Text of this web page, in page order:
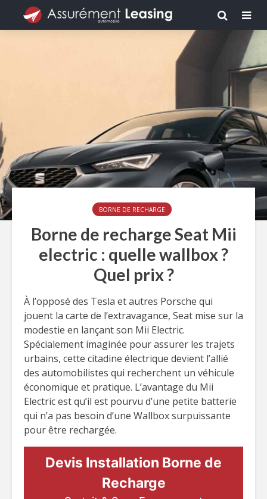
BORNE DE RECHARGE
Borne de recharge Seat Mii
electric : quelle wallbox ?
Quel prix ?
À l’opposé des Tesla et autres Porsche qui
jouent la carte de l’extravagance, Seat mise sur la
modestie en lançant son Mii Electric.
Spécialement imaginée pour assurer les trajets
urbains, cette citadine électrique devient l’allié
des automobilistes qui recherchent un véhicule
économique et pratique. L’avantage du Mii
Electric est qu’il est pourvu d’une petite batterie
qui n’a pas besoin d’une Wallbox surpuissante
pour être rechargée.